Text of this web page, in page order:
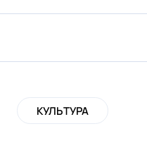
КУЛЬТУРА